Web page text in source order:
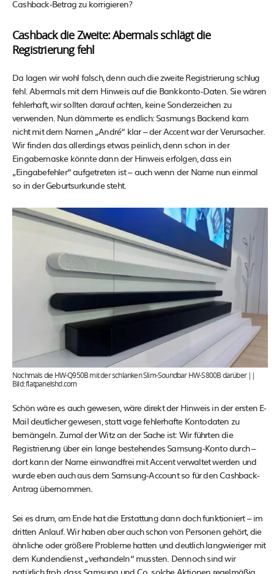
Cashback-Betrag zu korrigieren?
Cashback die Zweite: Abermals schlägt die
Registrierung fehl
Da lagen wir wohl falsch, denn auch die zweite Registrierung schlug
fehl. Abermals mit dem Hinweis auf die Bankkonto-Daten. Sie wären
fehlerhaft, wir sollten darauf achten, keine Sonderzeichen zu
verwenden. Nun dämmerte es endlich: Sasmungs Backend kam
nicht mit dem Namen „André“ klar – der Accent war der Verursacher.
Wir finden das allerdings etwas peinlich, denn schon in der
Eingabemaske könnte dann der Hinweis erfolgen, dass ein
„Eingabefehler“ aufgetreten ist – auch wenn der Name nun einmal
so in der Geburtsurkunde steht.
Nochmals die HW-Q950B mit der schlanken Slim-Soundbar HW-S800B darüber ||
Bild: flatpanelshd.com
Schön wäre es auch gewesen, wäre direkt der Hinweis in der ersten E-
Mail deutlicher gewesen, statt vage fehlerhafte Kontodaten zu
bemängeln. Zumal der Witz an der Sache ist: Wir führten die
Registrierung über ein lange bestehendes Samsung-Konto durch –
dort kann der Name einwandfrei mit Accent verwaltet werden und
wurde eben auch aus dem Samsung-Account so für den Cashback-
Antrag übernommen.
Sei es drum, am Ende hat die Erstattung dann doch funktioniert – im
dritten Anlauf. Wir haben aber auch schon von Personen gehört, die
ähnliche oder größere Probleme hatten und deutlich langwieriger mit
dem Kundendienst „verhandeln“ mussten. Dennoch sind wir